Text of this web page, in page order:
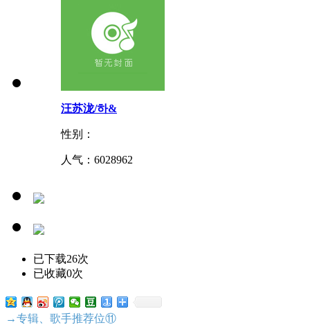
汪苏泷/하&
性别：
人气： 6028962
已下载26次
已收藏0次
→专辑、歌手推荐位⑪